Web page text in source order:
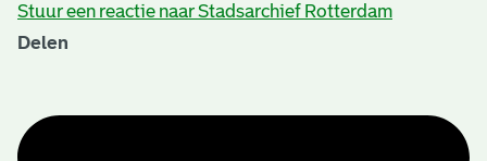
Stuur een reactie naar Stadsarchief Rotterdam
Delen